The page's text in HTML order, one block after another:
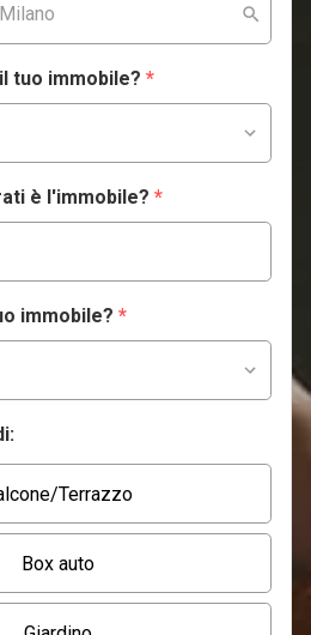
tuo immobile? *
è l'immobile? *
immobile? *
Terrazzo
Box auto